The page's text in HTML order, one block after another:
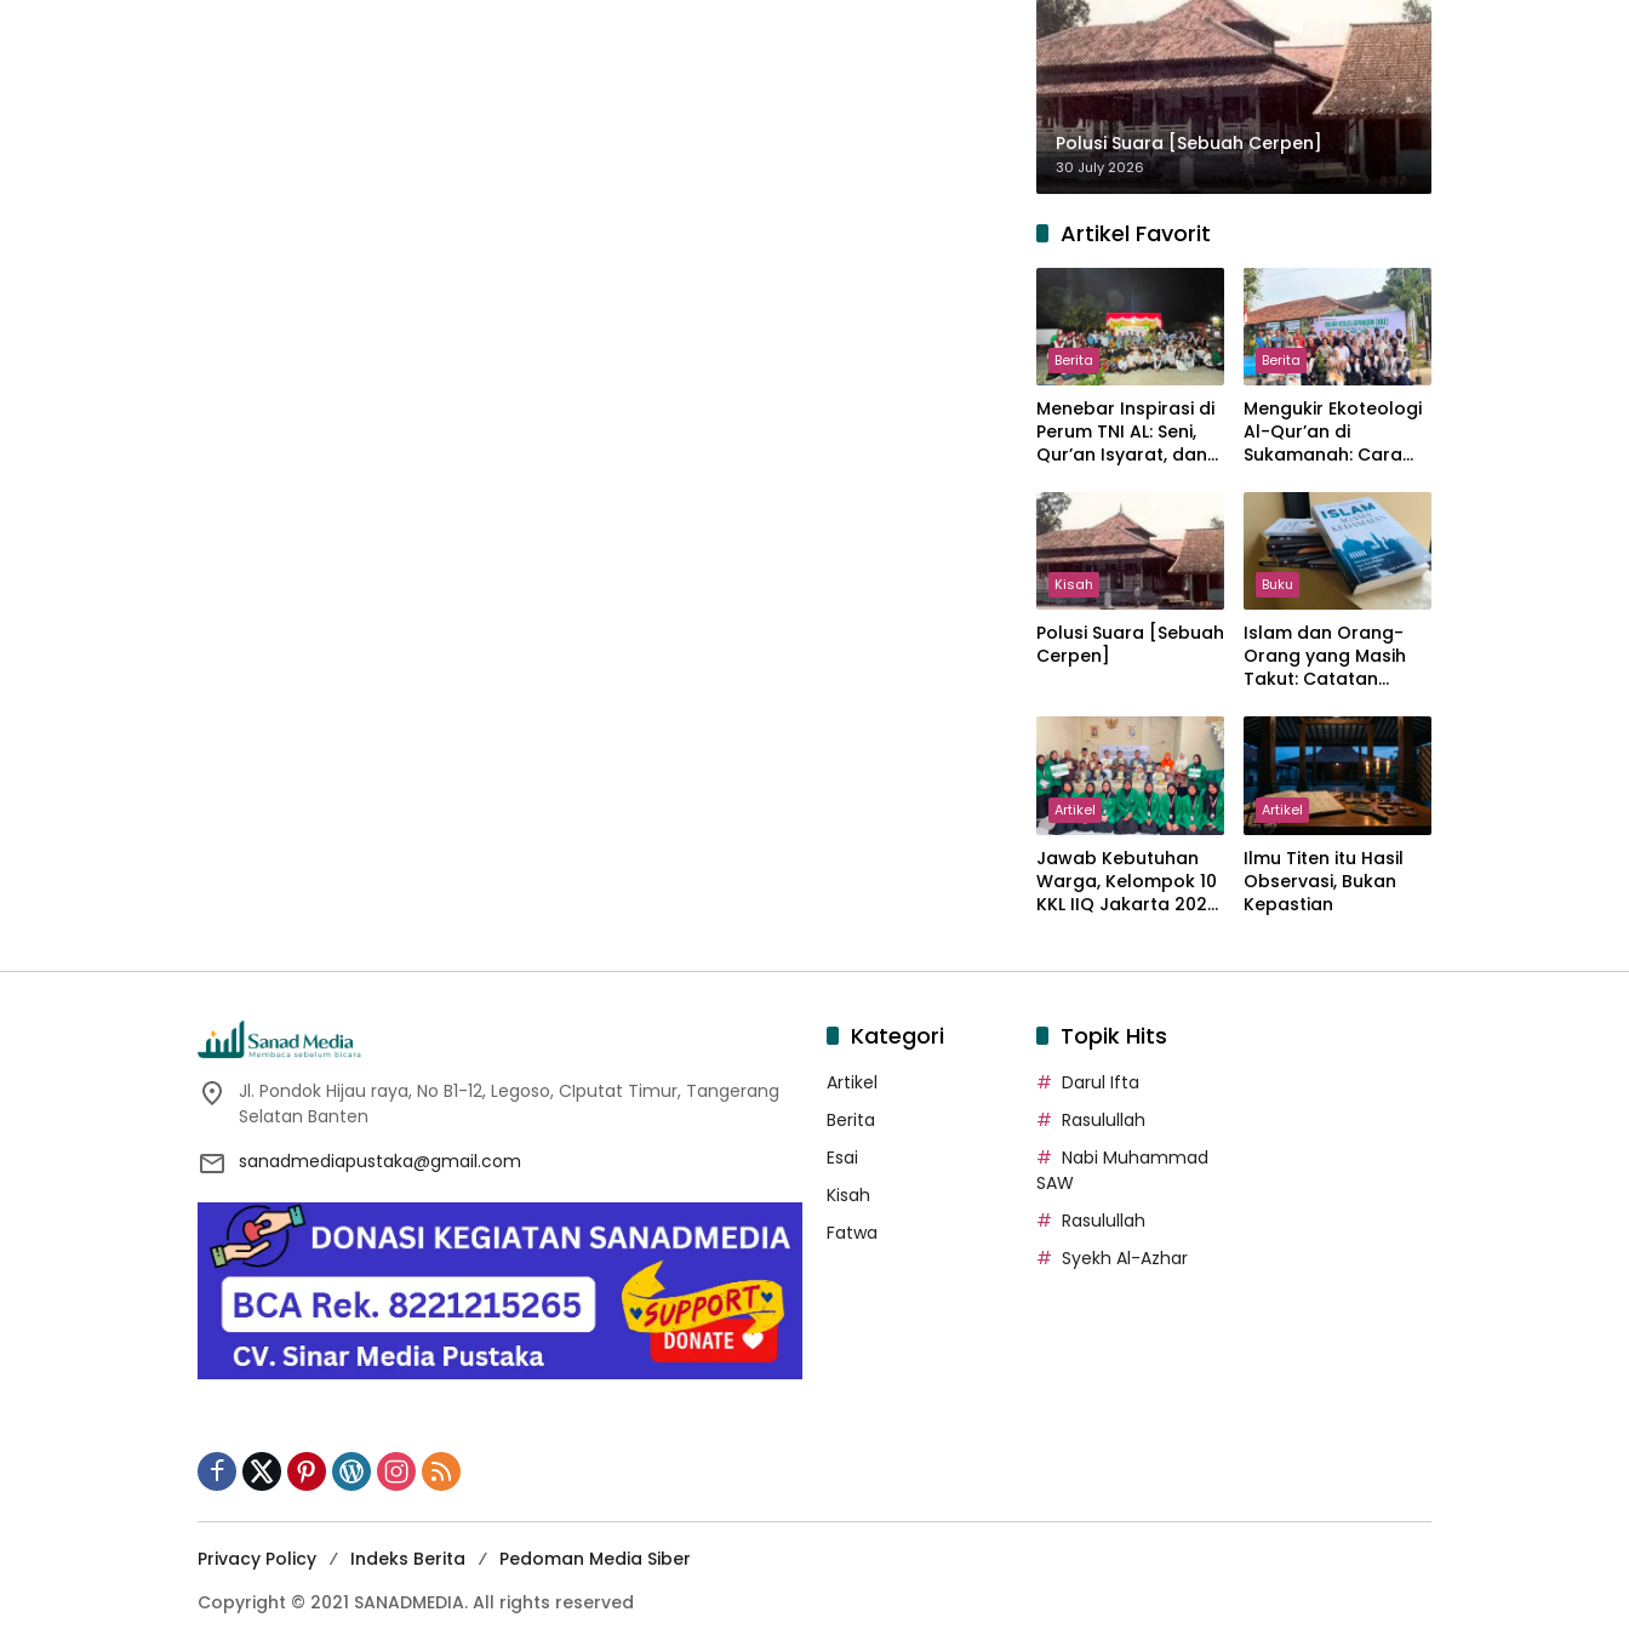
Polusi Suara [Sebuah Cerpen]
30 July 2026
Artikel Favorit
Berita
Menebar Inspirasi di
Perum TNI AL: Seni,
Qur’an Isyarat, dan
Hangat
Berita
Mengukir Ekoteologi
Al-Qur’an di
Sukamanah: Cara
Jakarta Menjaga
Bumi Jonggol
Kisah
Polusi Suara [Sebuah
Cerpen]
Buku
Islam dan Orang-
Orang yang Masih
Takut: Catatan
Kemajemukan, dan
Negara dalam
Pemikiran Masykuri
Abdillah
Artikel
Jawab Kebutuhan
Warga, Kelompok 10
KKL IIQ Jakarta 2026
Sukamanah
Artikel
Ilmu Titen itu Hasil
Observasi, Bukan
Kepastian
Jl. Pondok Hijau raya, No B1-12, Legoso, CIputat Timur, Tangerang
Selatan Banten
sanadmediapustaka@gmail.com
Kategori
Artikel
Berita
Esai
Kisah
Fatwa
Topik Hits
Darul Ifta
Rasulullah
Nabi Muhammad
SAW
Rasulullah
Syekh Al-Azhar
Privacy Policy Indeks Berita
Pedoman Media Siber
Copyright © 2021 SANADMEDIA. All rights reserved